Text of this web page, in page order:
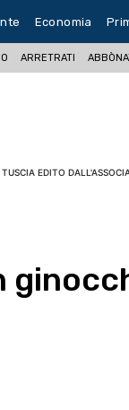
Economia
ARRETRATI
EDITO